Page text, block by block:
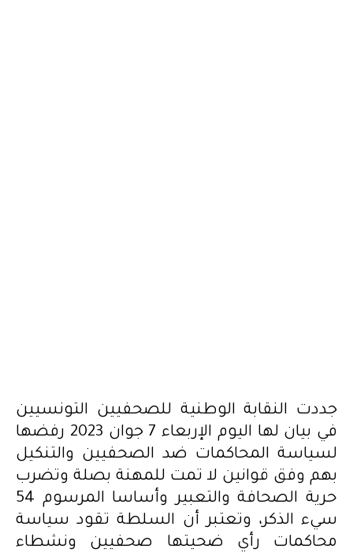
جددت النقابة الوطنية للصحفيين التونسيين
في بيان لها اليوم الإربعاء 7 جوان 2023 رفضها
لسياسة المحاكمات ضد الصحفيين والتنكيل
بهم وفق قوانين لا تمت للمهنة بصلة وتضرب
حرية الصحافة والتعبير وأساسا المرسوم 54
سيء الذكر، وتعتبر أن السلطة تقود سياسة
محاكمات رأي ضحيتها صحفيين ونشطاء